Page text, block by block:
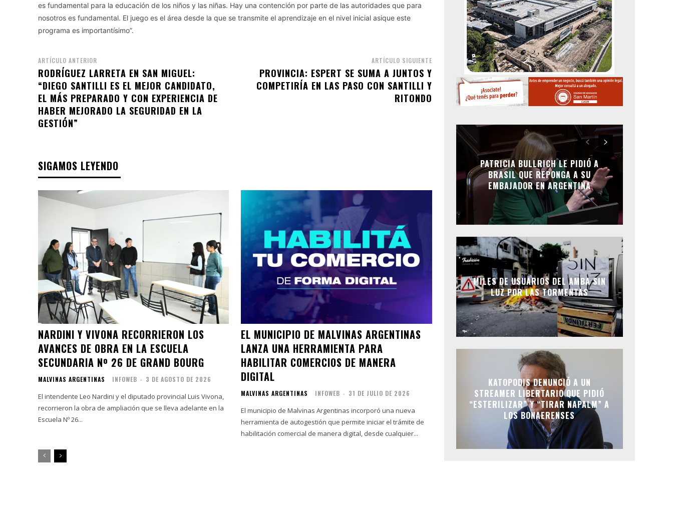
es fundamental para la educación de los niños y las niñas. Hay una contención por parte de las autoridades que para
nosotros es fundamental. El juego es el área desde la que se transmite el aprendizaje en el nivel inicial asique este
programa es importantísimo”.
ARTÍCULO ANTERIOR
RODRÍGUEZ LARRETA EN SAN MIGUEL:
“DIEGO SANTILLI ES EL MEJOR CANDIDATO,
EL MÁS PREPARADO Y CON EXPERIENCIA DE
HABER MEJORADO LA SEGURIDAD EN LA
GESTIÓN”
ARTÍCULO SIGUIENTE
PROVINCIA: ESPERT SE SUMA A JUNTOS Y
COMPETIRÍA EN LAS PASO CON SANTILLI Y
RITONDO
SIGAMOS LEYENDO
NARDINI Y VIVONA RECORRIERON LOS
AVANCES DE OBRA EN LA ESCUELA
SECUNDARIA Nº 26 DE GRAND BOURG
MALVINAS ARGENTINAS INFOWEB - 3 DE AGOSTO DE 2026
El intendente Leo Nardini y el diputado provincial Luis Vivona,
recorrieron la obra de ampliación que se lleva adelante en la
Escuela Nº 26...
EL MUNICIPIO DE MALVINAS ARGENTINAS
LANZA UNA HERRAMIENTA PARA
HABILITAR COMERCIOS DE MANERA
DIGITAL
MALVINAS ARGENTINAS INFOWEB - 31 DE JULIO DE 2026
El municipio de Malvinas Argentinas incorporó una nueva
herramienta de autogestión que permite iniciar el trámite de
habilitación comercial de manera digital, desde cualquier...
PATRICIA BULLRICH LE PIDIÓ A
BRASIL QUE REPONGA A SU
EMBAJADOR EN ARGENTINA
MILES DE USUARIOS DEL AMBA SIN
LUZ POR LAS TORMENTAS
KATOPODIS DENUNCIÓ A UN
STREAMER LIBERTARIO QUE PIDIÓ
“ESTERILIZAR” Y “TIRAR NAPALM” A
LOS BONAERENSES